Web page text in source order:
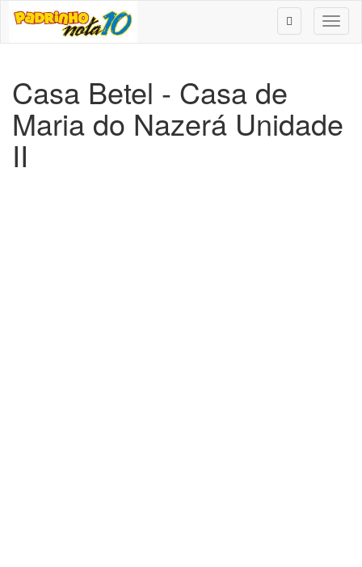
Casa Betel - Casa de
Maria do Nazerá Unidade
II